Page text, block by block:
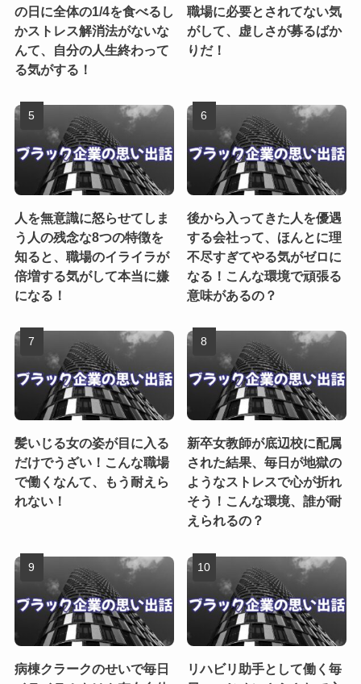
の日に全体の1/4を食べるし
かストレス解消法がないな
んて、自分の人生終わって
る気がする！
職場に必要とされてない気
がして、虚しさが募るばか
りだ！
人を無意識に怒らせてしま
う人の残念な8つの特徴を
知ると、職場のイライラが
倍増する気がして本当に嫌
になる！
後から入ってきた人を優遇
する会社って、ほんとに理
不尽すぎてやる気がゼロに
なる！こんな環境で頑張る
意味があるの？
髪いじる女の姿が目に入る
だけでうざい！こんな職場
で働くなんて、もう耐えら
れない！
新卒女教師が底辺校に配属
された結果、毎日が地獄の
ようなストレスで心が折れ
そう！こんな環境、誰が耐
えられるの？
病棟クラークのせいで毎日
リハビリ助手として働く毎